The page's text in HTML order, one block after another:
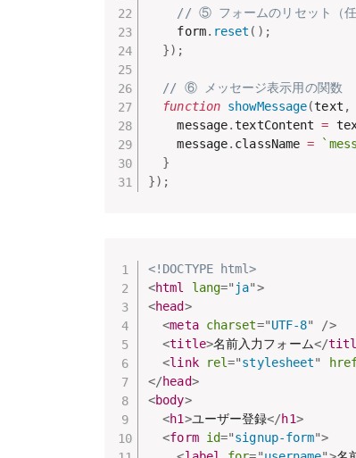
// ⑤ フォームのリセット（任
    form
. reset ( ) ;
}) ;
// ⑥ メッセージ表示用の関数
function showMessage(text ,
    message
.textContent =
    message
. className =
}
}) ;
<!DOCTYPE html>
<html lang="ja">
<head>
<meta charset="UTF-8"
/>
<title>名前入力フォーム</
<link rel="stylesheet"
</head>
<body>
<h1>ユーザー登録</h1>
<form id="signup-form">